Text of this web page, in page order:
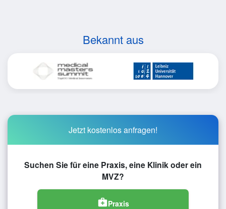
Bekannt aus
Jetzt kostenlos anfragen!
Suchen Sie für eine Praxis, eine Klinik oder ein
MVZ?
medical_servicesPraxis